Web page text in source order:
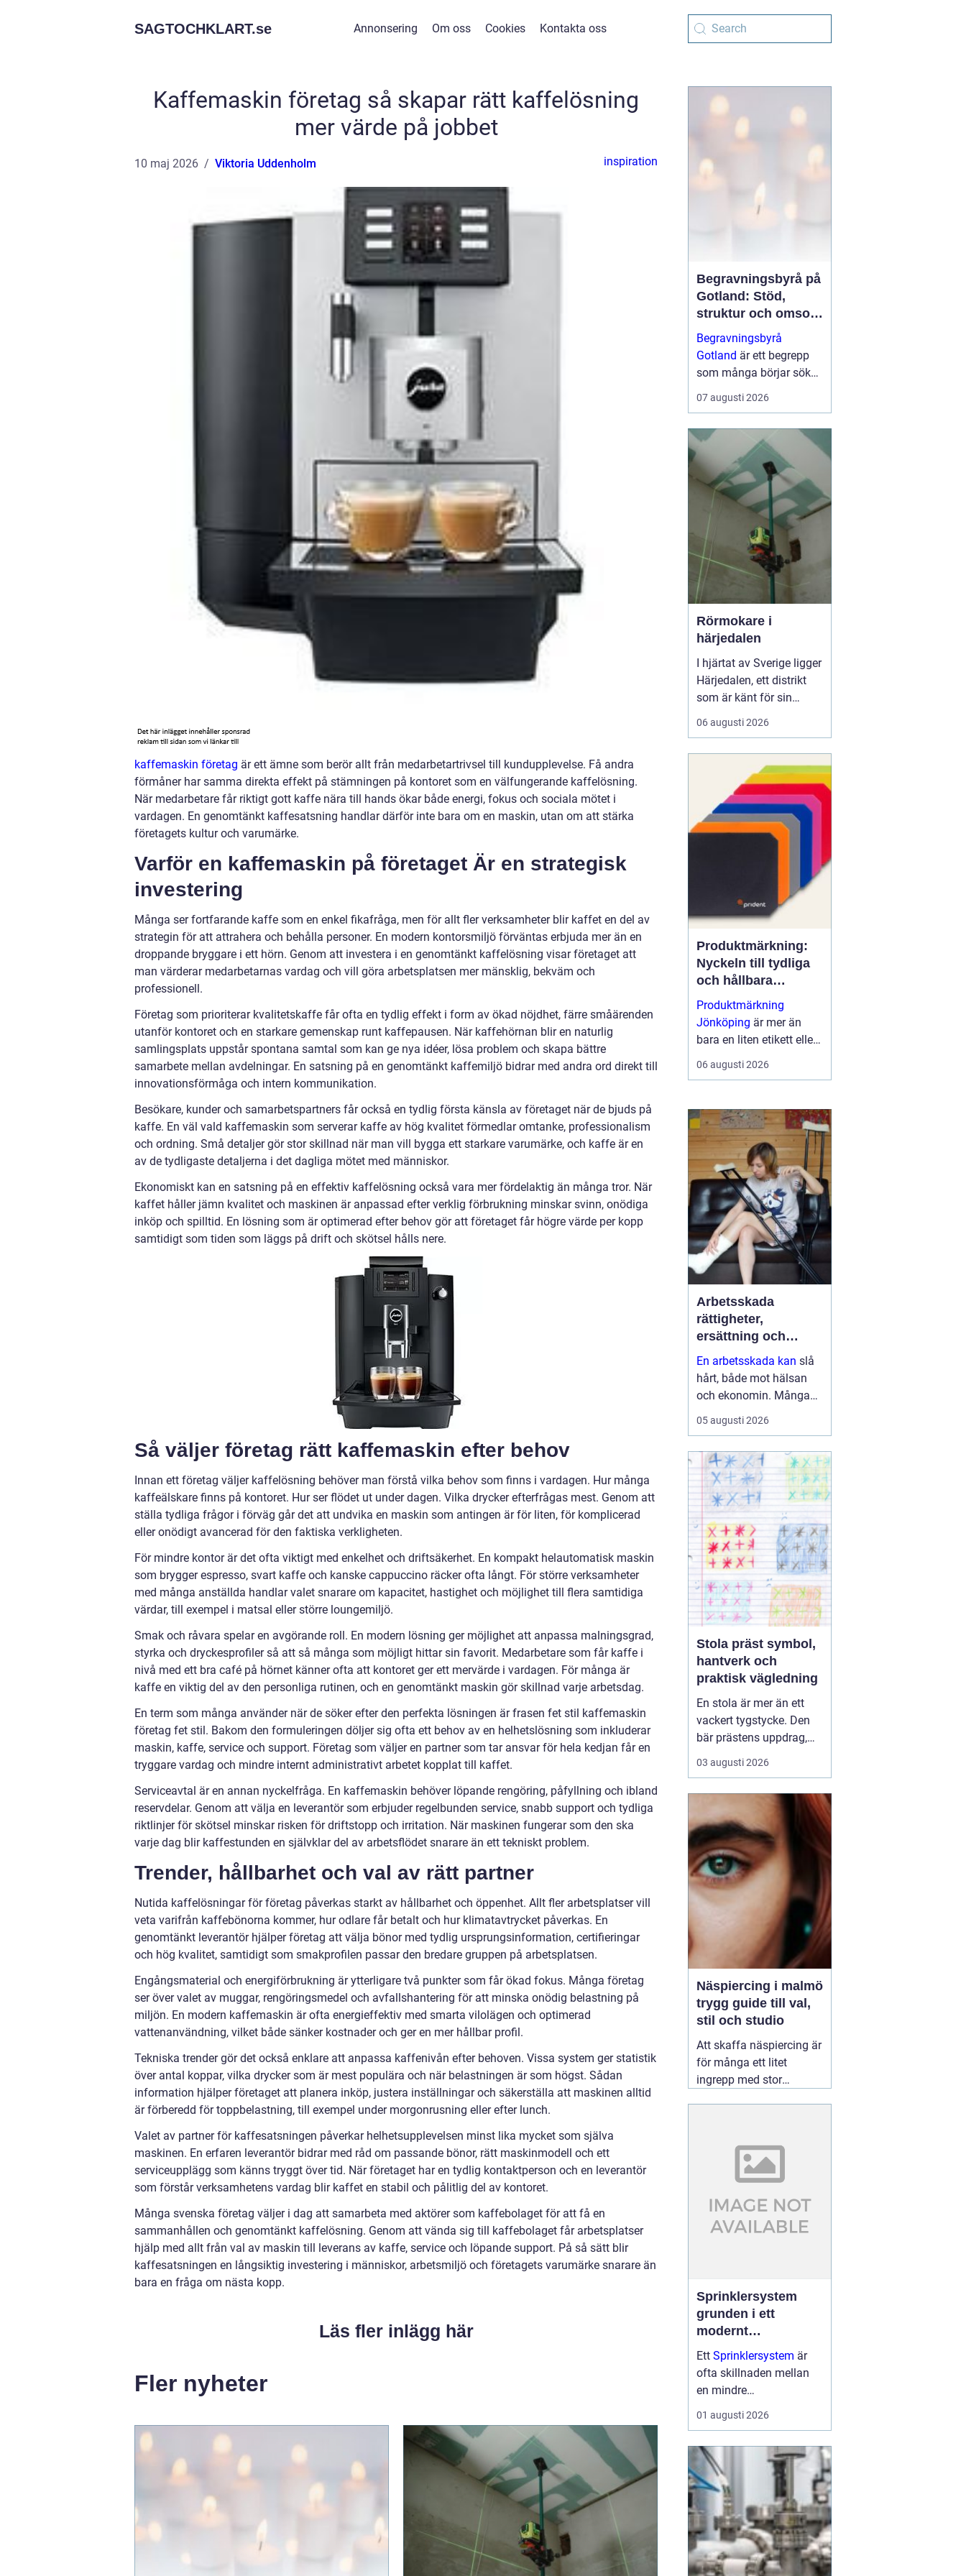
SAGTOCHKLART.se Annonsering Om oss Cookies Kontakta oss
Kaffemaskin företag så skapar rätt kaffelösning
mer värde på jobbet
10 maj 2026 Viktoria Uddenholm inspiration
kaffemaskin företag är ett ämne som berör allt från medarbetartrivsel till kundupplevelse. Få andra
förmåner har samma direkta effekt på stämningen på kontoret som en välfungerande kaffelösning.
När medarbetare får riktigt gott kaffe nära till hands ökar både energi, fokus och sociala mötet i
vardagen. En genomtänkt kaffesatsning handlar därför inte bara om en maskin, utan om att stärka
företagets kultur och varumärke.
Varför en kaffemaskin på företaget Är en strategisk
investering
Många ser fortfarande kaffe som en enkel fikafråga, men för allt fler verksamheter blir kaffet en del av
strategin för att attrahera och behålla personer. En modern kontorsmiljö förväntas erbjuda mer än en
droppande bryggare i ett hörn. Genom att investera i en genomtänkt kaffelösning visar företaget att
man värderar medarbetarnas vardag och vill göra arbetsplatsen mer mänsklig, bekväm och
professionell.
Företag som prioriterar kvalitetskaffe får ofta en tydlig effekt i form av ökad nöjdhet, färre småärenden
utanför kontoret och en starkare gemenskap runt kaffepausen. När kaffehörnan blir en naturlig
samlingsplats uppstår spontana samtal som kan ge nya idéer, lösa problem och skapa bättre
samarbete mellan avdelningar. En satsning på en genomtänkt kaffemiljö bidrar med andra ord direkt till
innovationsförmåga och intern kommunikation.
Besökare, kunder och samarbetspartners får också en tydlig första känsla av företaget när de bjuds på
kaffe. En väl vald kaffemaskin som serverar kaffe av hög kvalitet förmedlar omtanke, professionalism
och ordning. Små detaljer gör stor skillnad när man vill bygga ett starkare varumärke, och kaffe är en
av de tydligaste detaljerna i det dagliga mötet med människor.
Ekonomiskt kan en satsning på en effektiv kaffelösning också vara mer fördelaktig än många tror. När
kaffet håller jämn kvalitet och maskinen är anpassad efter verklig förbrukning minskar svinn, onödiga
inköp och spilltid. En lösning som är optimerad efter behov gör att företaget får högre värde per kopp
samtidigt som tiden som läggs på drift och skötsel hålls nere.
Så väljer företag rätt kaffemaskin efter behov
Innan ett företag väljer kaffelösning behöver man förstå vilka behov som finns i vardagen. Hur många
kaffeälskare finns på kontoret. Hur ser flödet ut under dagen. Vilka drycker efterfrågas mest. Genom att
ställa tydliga frågor i förväg går det att undvika en maskin som antingen är för liten, för komplicerad
eller onödigt avancerad för den faktiska verkligheten.
För mindre kontor är det ofta viktigt med enkelhet och driftsäkerhet. En kompakt helautomatisk maskin
som brygger espresso, svart kaffe och kanske cappuccino räcker ofta långt. För större verksamheter
med många anställda handlar valet snarare om kapacitet, hastighet och möjlighet till flera samtidiga
värdar, till exempel i matsal eller större loungemiljö.
Smak och råvara spelar en avgörande roll. En modern lösning ger möjlighet att anpassa malningsgrad,
styrka och dryckesprofiler så att så många som möjligt hittar sin favorit. Medarbetare som får kaffe i
nivå med ett bra café på hörnet känner ofta att kontoret ger ett mervärde i vardagen. För många är
kaffe en viktig del av den personliga rutinen, och en genomtänkt maskin gör skillnad varje arbetsdag.
En term som många använder när de söker efter den perfekta lösningen är frasen fet stil kaffemaskin
företag fet stil. Bakom den formuleringen döljer sig ofta ett behov av en helhetslösning som inkluderar
maskin, kaffe, service och support. Företag som väljer en partner som tar ansvar för hela kedjan får en
tryggare vardag och mindre internt administrativt arbetet kopplat till kaffet.
Serviceavtal är en annan nyckelfråga. En kaffemaskin behöver löpande rengöring, påfyllning och ibland
reservdelar. Genom att välja en leverantör som erbjuder regelbunden service, snabb support och tydliga
riktlinjer för skötsel minskar risken för driftstopp och irritation. När maskinen fungerar som den ska
varje dag blir kaffestunden en självklar del av arbetsflödet snarare än ett tekniskt problem.
Trender, hållbarhet och val av rätt partner
Nutida kaffelösningar för företag påverkas starkt av hållbarhet och öppenhet. Allt fler arbetsplatser vill
veta varifrån kaffebönorna kommer, hur odlare får betalt och hur klimatavtrycket påverkas. En
genomtänkt leverantör hjälper företag att välja bönor med tydlig ursprungsinformation, certifieringar
och hög kvalitet, samtidigt som smakprofilen passar den bredare gruppen på arbetsplatsen.
Engångsmaterial och energiförbrukning är ytterligare två punkter som får ökad fokus. Många företag
ser över valet av muggar, rengöringsmedel och avfallshantering för att minska onödig belastning på
miljön. En modern kaffemaskin är ofta energieffektiv med smarta vilolägen och optimerad
vattenanvändning, vilket både sänker kostnader och ger en mer hållbar profil.
Tekniska trender gör det också enklare att anpassa kaffenivån efter behoven. Vissa system ger statistik
över antal koppar, vilka drycker som är mest populära och när belastningen är som högst. Sådan
information hjälper företaget att planera inköp, justera inställningar och säkerställa att maskinen alltid
är förberedd för toppbelastning, till exempel under morgonrusning eller efter lunch.
Valet av partner för kaffesatsningen påverkar helhetsupplevelsen minst lika mycket som själva
maskinen. En erfaren leverantör bidrar med råd om passande bönor, rätt maskinmodell och ett
serviceupplägg som känns tryggt över tid. När företaget har en tydlig kontaktperson och en leverantör
som förstår verksamhetens vardag blir kaffet en stabil och pålitlig del av kontoret.
Många svenska företag väljer i dag att samarbeta med aktörer som kaffebolaget för att få en
sammanhållen och genomtänkt kaffelösning. Genom att vända sig till kaffebolaget får arbetsplatser
hjälp med allt från val av maskin till leverans av kaffe, service och löpande support. På så sätt blir
kaffesatsningen en långsiktig investering i människor, arbetsmiljö och företagets varumärke snarare än
bara en fråga om nästa kopp.
Läs fler inlägg här
Fler nyheter
Begravningsbyrå på
Gotland: Stöd,
struktur och omsorg
genom hela
avskedet
Begravningsbyrå
Gotland är ett begrepp
som många börjar söka
på i samma stund som
sorgen slår till och
nå...
07 augusti 2026
Rörmokare i
härjedalen
I hjärtat av Sverige ligger
Härjedalen, ett distrikt
som är känt för sin
storslagna natur och rika
kulturhistoria. För de
fritidshus i området, kan
VVS-arbeten bli en viktig
del av
fastighetsunderhållet.
Med kalla vintrar och
06 augusti 2026
Produktmärkning:
Nyckeln till tydliga
och hållbara
produkter
Produktmärkning
Jönköping är mer än
bara en liten etikett eller
skylt på en maskin eller
konsumentprodukt. Rätt
06 augusti 2026
Arbetsskada
rättigheter,
ersättning och
vägen vidare
En arbetsskada kan slå
hårt, både mot hälsan
och ekonomin. Många
vet att arbetsgivaren ska
informeras och att
en roll, men färre har f...
05 augusti 2026
Stola präst symbol,
hantverk och
praktisk vägledning
En stola är mer än ett
vackert tygstycke. Den
bär prästens uppdrag,
kyrkans tradition och
församlingens bön på
kyrkor är stolan det
tydligaste tecknet på den
vigning och tjänst som
prästen bär. Samtidigt är
den ett bruksföremål
so...
03 augusti 2026
Näspiercing i malmö
trygg guide till val,
stil och studio
Att skaffa näspiercing är
för många ett litet
ingrepp med stor
medan en mer
iögonfallande ring kan
ge ett tydligt uttryck av
stil och attityd. För den
som söker 01 augusti
2026
Sprinklersystem
grunden i ett
modernt
brandskydd
Ett Sprinklersystem är
ofta skillnaden mellan
en mindre
brandhändelse och en
total förlust av byggnad,
Allt fler fastighetsägare,
industrier och offentliga
verksamheter ser
sprinkler...
01 augusti 2026